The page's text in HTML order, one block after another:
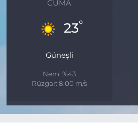
CUMA
23°
Güneşli
Nem: %43
Rüzgar: 8.00 m/s